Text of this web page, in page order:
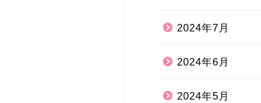
2024年7月
2024年6月
2024年5月